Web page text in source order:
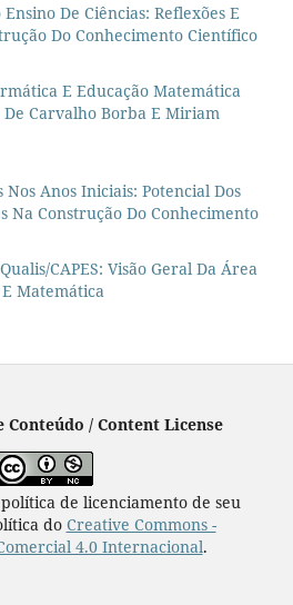
De Ciências: Reflexões E
Do Conhecimento Científico
E Educação Matemática
Carvalho Borba E Miriam
Anos Iniciais: Potencial Dos
Na Construção Do Conhecimento
CAPES: Visão Geral Da Área
Matemática
Conteúdo / Content License
política de licenciamento de seu
do Creative Commons -
4.0 Internacional.